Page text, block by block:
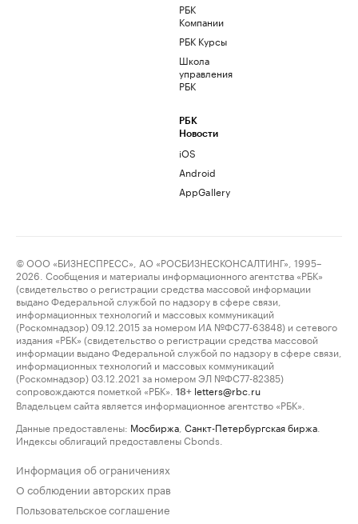
РБК
Компании
РБК Курсы
Школа
управления
РБК
РБК
Новости
iOS
Android
AppGallery
© ООО «БИЗНЕСПРЕСС», АО «РОСБИЗНЕСКОНСАЛТИНГ», 1995–
2026. Сообщения и материалы информационного агентства «РБК»
(свидетельство о регистрации средства массовой информации
выдано Федеральной службой по надзору в сфере связи,
информационных технологий и массовых коммуникаций
(Роскомнадзор) 09.12.2015 за номером ИА №ФС77-63848) и сетевого
издания «РБК» (свидетельство о регистрации средства массовой
информации выдано Федеральной службой по надзору в сфере связи,
информационных технологий и массовых коммуникаций
(Роскомнадзор) 03.12.2021 за номером ЭЛ №ФС77-82385)
сопровождаются пометкой «РБК».
18+ letters@rbc.ru
Владельцем сайта является информационное агентство «РБК».
Данные предоставлены: Мосбиржа Санкт-Петербургская биржа
Индексы облигаций предоставлены Cbonds.
Информация об ограничениях
О соблюдении авторских прав
Пользовательское соглашение